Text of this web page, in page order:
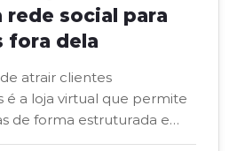
rede social para
fora dela
atrair clientes
é a loja virtual que permite
de forma estruturada e